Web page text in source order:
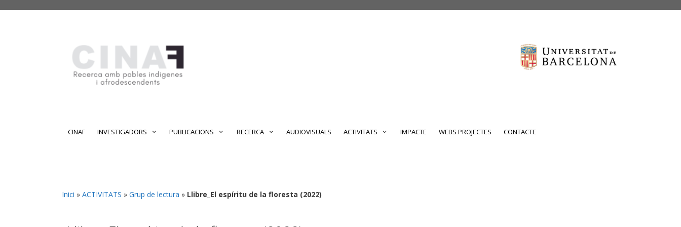
CINAF INVESTIGADORS PUBLICACIONS RECERCA AUDIOVISUALS ACTIVITATS IMPACTE WEBS PROJECTES CONTACTE
Inici » ACTIVITATS » Grup de lectura » Llibre_El espíritu de la floresta (2022)